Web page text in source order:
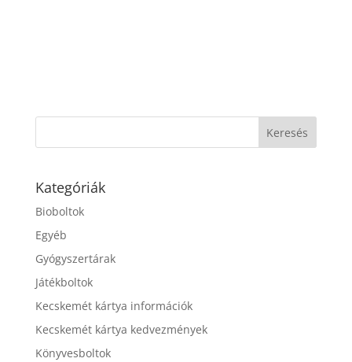
Kategóriák
Bioboltok
Egyéb
Gyógyszertárak
Játékboltok
Kecskemét kártya információk
Kecskemét kártya kedvezmények
Könyvesboltok